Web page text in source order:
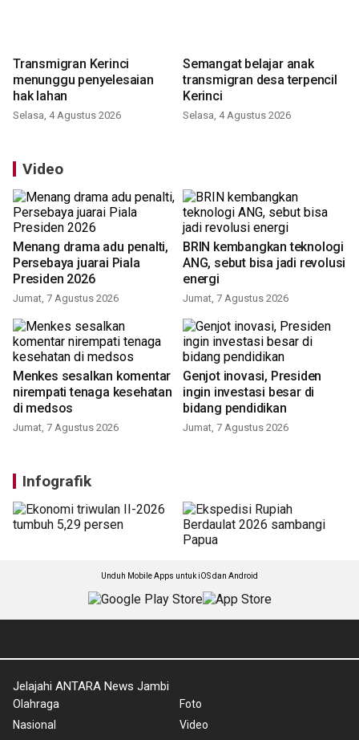
Transmigran Kerinci
menunggu penyelesaian
hak lahan
Selasa, 4 Agustus 2026
Semangat belajar anak
transmigran desa terpencil
Kerinci
Selasa, 4 Agustus 2026
Video
Menang drama adu penalti,
Persebaya juarai Piala
Presiden 2026
Jumat, 7 Agustus 2026
BRIN kembangkan teknologi
ANG, sebut bisa jadi revolusi
energi
Jumat, 7 Agustus 2026
Menkes sesalkan komentar
nirempati tenaga kesehatan
di medsos
Jumat, 7 Agustus 2026
Genjot inovasi, Presiden
ingin investasi besar di
bidang pendidikan
Jumat, 7 Agustus 2026
Infografik
Unduh Mobile Apps untuk iOS dan Android
Jelajahi ANTARA News Jambi
Olahraga
Nasional
Foto
Video